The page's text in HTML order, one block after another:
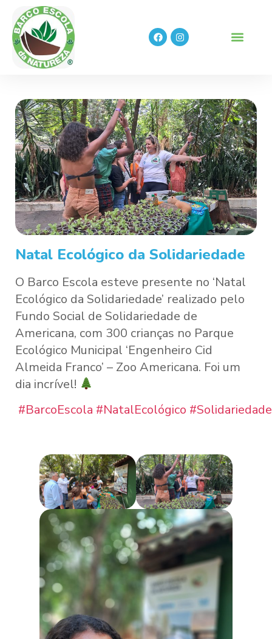
Natal Ecológico da Solidariedade
O Barco Escola esteve presente no ‘Natal
Ecológico da Solidariedade’ realizado pelo
Fundo Social de Solidariedade de
Americana, com 300 crianças no Parque
Ecológico Municipal ‘Engenheiro Cid
Almeida Franco’ – Zoo Americana. Foi um
dia incrível!
#BarcoEscola #NatalEcológico #Solidariedade